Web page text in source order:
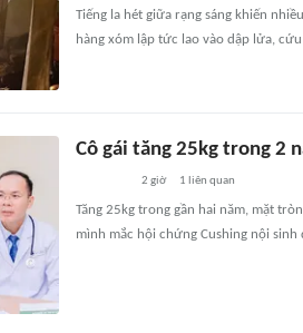
Tiếng la hét giữa rạng sáng khiến
hàng xóm lập tức lao vào dập lửa,
Cô gái tăng 25kg trong 2
2 giờ 1 liên quan
Tăng 25kg trong gần hai năm, mặt
mình mắc hội chứng Cushing nội